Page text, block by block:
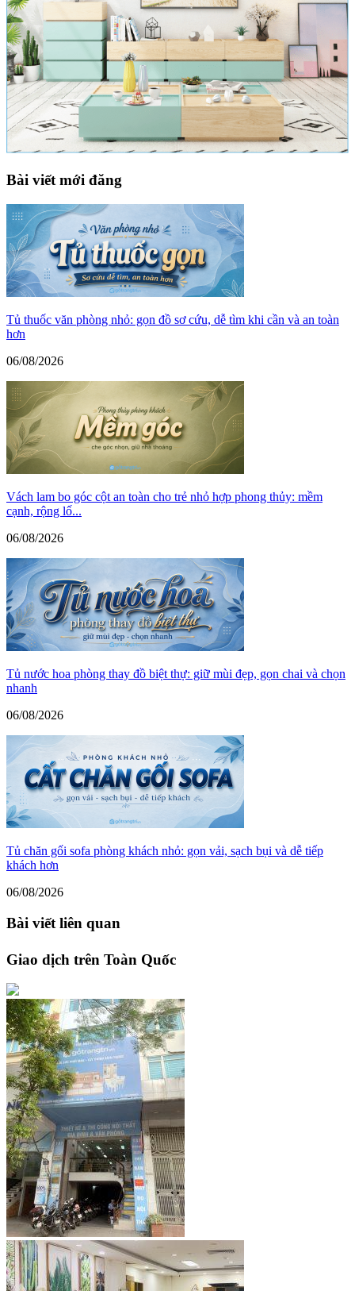
Bài viết mới đăng
Tủ thuốc văn phòng nhỏ: gọn đồ sơ cứu, dễ tìm khi cần và an toàn
hơn
06/08/2026
Vách lam bo góc cột an toàn cho trẻ nhỏ hợp phong thủy: mềm
cạnh, rộng lố...
06/08/2026
Tủ nước hoa phòng thay đồ biệt thự: giữ mùi đẹp, gọn chai và chọn
nhanh
06/08/2026
Tủ chăn gối sofa phòng khách nhỏ: gọn vải, sạch bụi và dễ tiếp
khách hơn
06/08/2026
Bài viết liên quan
Giao dịch trên Toàn Quốc